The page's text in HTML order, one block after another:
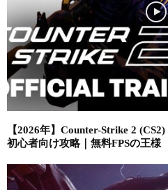
【2026年】Counter-Strike 2
初心者向け攻略｜無料FPSの王様